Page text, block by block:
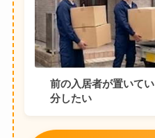
前の入居者が置いて
分したい